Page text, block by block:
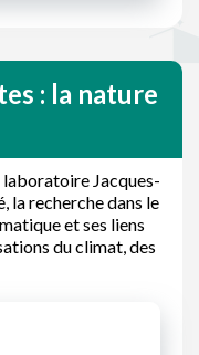
: la nature
laboratoire Jacques-
la recherche dans le
et ses liens
du climat, des